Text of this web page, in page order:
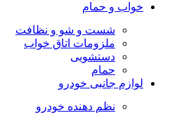
خواب و حمام
شست و شو و نظافت
ملزومات اتاق خواب
دستشویی
حمام
لوازم جانبی خودرو
نظم دهنده خودرو